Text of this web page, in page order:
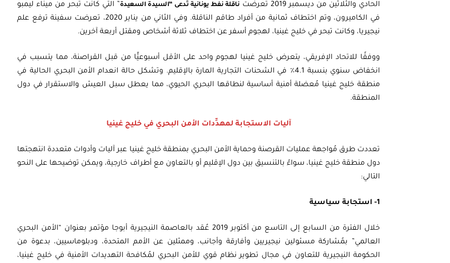
الحادي والثلاثين من ديسمبر 2019 تعرضت
ناقلة نفط يونانية تُدعى “السيدة السعيدة” التي كانت تبحر من ميناء ليمبو
في الكاميرون، وتم اختطاف ثمانية من أفراد طاقم الناقلة. وفي الثاني من يناير 2020، تعرضت سفينة ترفع علم
نيجيريا، وكانت تبحر في خليج غينيا، لهجوم أسفر عن اختطاف ثلاثة أشخاص ومقتل أربعة آخرين.
ووفقًا للاتحاد الإفريقي، يتعرض خليج غينيا لهجوم واحد على الأقل أسبوعيًّا من قبل القراصنة، مما يتسبب في
انخفاض سنوي بنسبة 4.1٪ في الشحنات التجارية المارة بالإقليم. وتشكل حالة انعدام الأمن البحري الحالية في
منطقة خليج غينيا مُعضلة أمنية أساسية لنطاقها البحري الحيوي، مما يعطل سبل العيش والاستقرار في دول
المنطقة.
آليات الاستجابة لمهدِّدات الأمن البحري في خليج غينيا
تعددت طرق مُواجهة عمليات القرصنة وحماية الأمن البحري بمنطقة خليج غينيا عبر آليات وأدوات متعددة انتهجتها
دول منطقة خليج غينيا، سواءً بالتنسيق بين دول الإقليم أو بالتعاون مع أطراف خارجية، ويمكن توضيحها على النحو
التالي:
1- استجابة سياسية
خلال الفترة من السابع إلى التاسع من أكتوبر 2019 عُقد بالعاصمة النيجيرية أبوجا مؤتمر بعنوان “الأمن البحري
العالمي” بمُشاركة مسئولين نيجيريين وأفارقة وأجانب، وممثلين عن الأمم المتحدة، ودبلوماسيين، بدعوة من
الحكومة النيجيرية للتعاون في مجال تطوير نظام قوي للأمن البحري لمُكافحة التهديدات الأمنية في خليج غينيا،